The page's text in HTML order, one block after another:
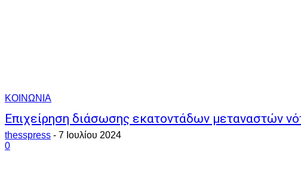
ΚΟΙΝΩΝΙΑ
Επιχείρηση διάσωσης εκατοντάδων μεταναστών
thesspress - 7 Ιουλίου 2024
0